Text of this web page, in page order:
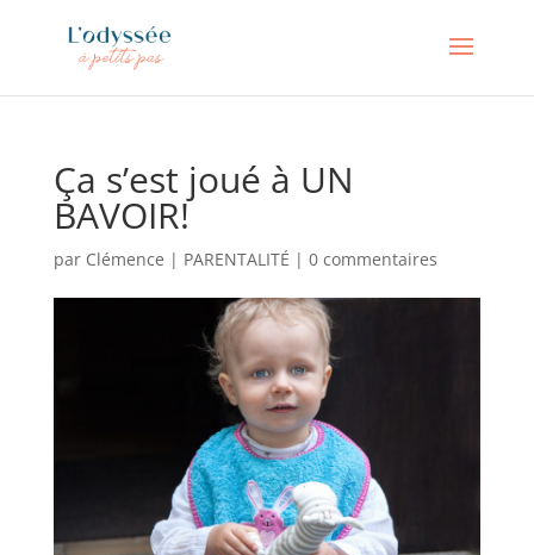
Ça s’est joué à UN
BAVOIR!
par Clémence | PARENTALITÉ | 0 commentaires